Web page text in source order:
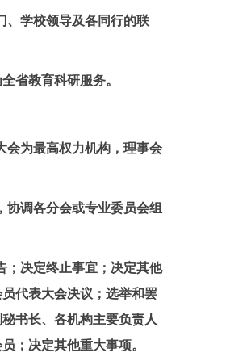
、学校领导及各同行的联
省教育科研服务。
会为最高权力机构，理事会
协调各分会或专业委员会组
；决定终止事宜；决定其他
代表大会决议；选举和罢
书长、各机构主要负责人
；决定其他重大事项。